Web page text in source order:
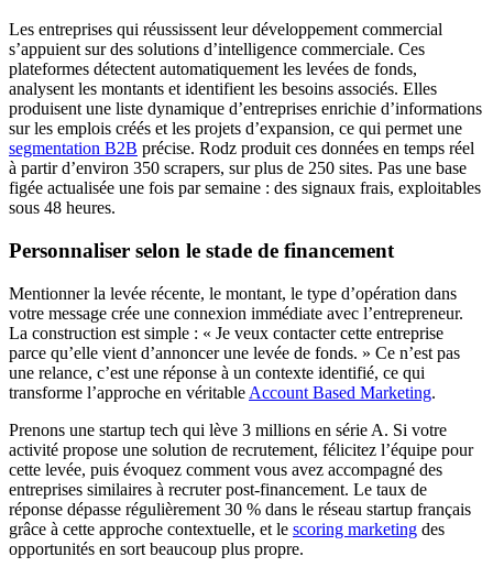
Les entreprises qui réussissent leur développement commercial
s’appuient sur des solutions d’intelligence commerciale. Ces
plateformes détectent automatiquement les levées de fonds,
analysent les montants et identifient les besoins associés. Elles
produisent une liste dynamique d’entreprises enrichie d’informations
sur les emplois créés et les projets d’expansion, ce qui permet une
segmentation B2B précise. Rodz produit ces données en temps réel
à partir d’environ 350 scrapers, sur plus de 250 sites. Pas une base
figée actualisée une fois par semaine : des signaux frais, exploitables
sous 48 heures.
Personnaliser selon le stade de financement
Mentionner la levée récente, le montant, le type d’opération dans
votre message crée une connexion immédiate avec l’entrepreneur.
La construction est simple : « Je veux contacter cette entreprise
parce qu’elle vient d’annoncer une levée de fonds. » Ce n’est pas
une relance, c’est une réponse à un contexte identifié, ce qui
transforme l’approche en véritable Account Based Marketing.
Prenons une startup tech qui lève 3 millions en série A. Si votre
activité propose une solution de recrutement, félicitez l’équipe pour
cette levée, puis évoquez comment vous avez accompagné des
entreprises similaires à recruter post-financement. Le taux de
réponse dépasse régulièrement 30 % dans le réseau startup français
grâce à cette approche contextuelle, et le scoring marketing des
opportunités en sort beaucoup plus propre.